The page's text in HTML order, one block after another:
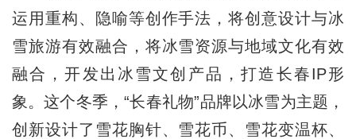
运用重构、隐喻等创作手法，将创意设计与冰
雪旅游有效融合，将冰雪资源与地域文化有效
融合，开发出冰雪文创产品，打造长春IP形
象。这个冬季，“长春礼物”品牌以冰雪为主题，
创新设计了雪花胸针、雪花币、雪花变温杯、